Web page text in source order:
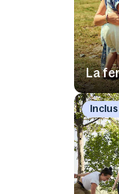
La
Inclus